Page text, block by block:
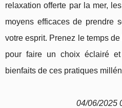
relaxation offerte par la mer,
moyens efficaces de prendre
votre esprit. Prenez le temps
pour faire un choix éclairé
bienfaits de ces pratiques
04/06/2025